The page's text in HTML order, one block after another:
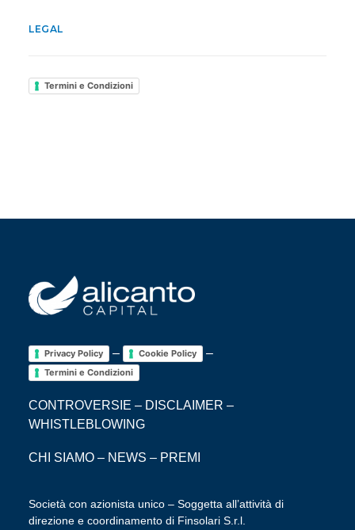
LEGAL
Termini e Condizioni
Privacy Policy – Cookie Policy –
Termini e Condizioni
CONTROVERSIE – DISCLAIMER –
WHISTLEBLOWING
CHI SIAMO – NEWS – PREMI
Società con azionista unico – Soggetta all’attività di
direzione e coordinamento di Finsolari S.r.l.